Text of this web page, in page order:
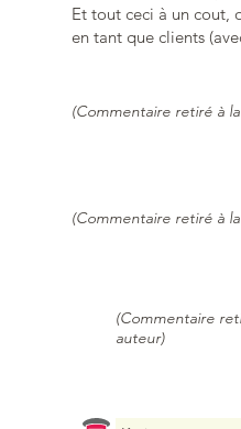
Et tout ceci à un cout,
en tant que clients
(Commentaire retiré à
(Commentaire retiré à
(Commentaire
auteur)